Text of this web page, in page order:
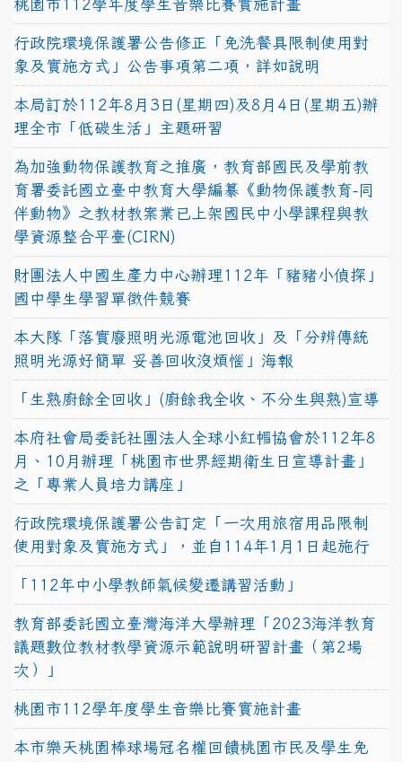
桃園市112學年度學生音樂比賽實施計畫
行政院環境保護署公告修正「免洗餐具限制使用對
象及實施方式」公告事項第二項，詳如說明
本局訂於112年8月3日(星期四)及8月4日(星期五)辦
理全市「低碳生活」主題研習
為加強動物保護教育之推廣，教育部國民及學前教
育署委託國立臺中教育大學編纂《動物保護教育-同
伴動物》之教材教案業已上架國民中小學課程與教
學資源整合平臺(CIRN)
財團法人中國生產力中心辦理112年「豬豬小偵探」
國中學生學習單徵件競賽
本大隊「落實廢照明光源電池回收」及「分辨傳統
照明光源好簡單 妥善回收沒煩惱」海報
「生熟廚餘全回收」(廚餘我全收、不分生與熟)宣導
本府社會局委託社團法人全球小紅帽協會於112年8
月、10月辦理「桃園市世界經期衛生日宣導計畫」
之「專業人員培力講座」
行政院環境保護署公告訂定「一次用旅宿用品限制
使用對象及實施方式」，並自114年1月1日起施行
「112年中小學教師氣候變遷講習活動」
教育部委託國立臺灣海洋大學辦理「2023海洋教育
議題數位教材教學資源示範說明研習計畫（第2場
次）」
桃園市112學年度學生音樂比賽實施計畫
本市樂天桃園棒球場冠名權回饋桃園市民及學生免